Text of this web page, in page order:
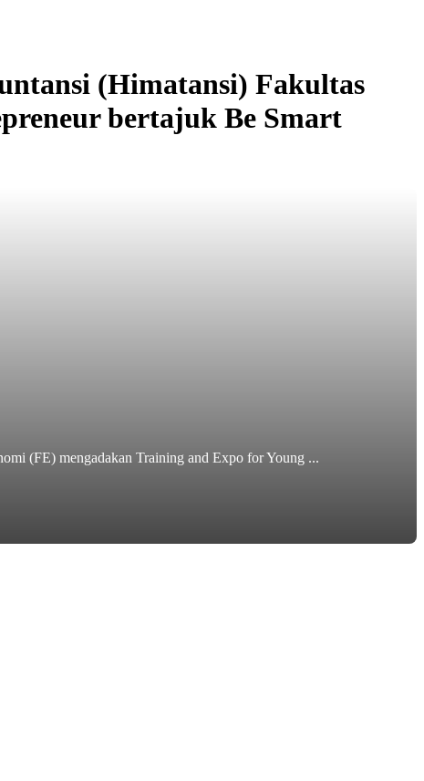
(Himatansi) Fakultas
bertajuk Be Smart
(FE) mengadakan Training and Expo for Young ...